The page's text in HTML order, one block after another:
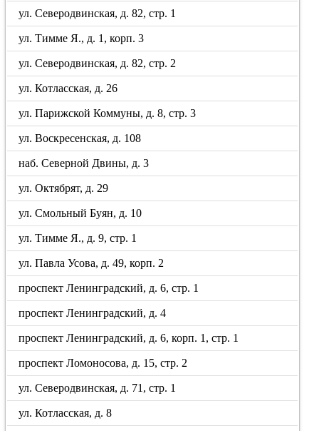
ул. Северодвинская, д. 82, стр. 1
ул. Тимме Я., д. 1, корп. 3
ул. Северодвинская, д. 82, стр. 2
ул. Котласская, д. 26
ул. Парижской Коммуны, д. 8, стр. 3
ул. Воскресенская, д. 108
наб. Северной Двины, д. 3
ул. Октябрят, д. 29
ул. Смольный Буян, д. 10
ул. Тимме Я., д. 9, стр. 1
ул. Павла Усова, д. 49, корп. 2
проспект Ленинградский, д. 6, стр. 1
проспект Ленинградский, д. 4
проспект Ленинградский, д. 6, корп. 1, стр. 1
проспект Ломоносова, д. 15, стр. 2
ул. Северодвинская, д. 71, стр. 1
ул. Котласская, д. 8